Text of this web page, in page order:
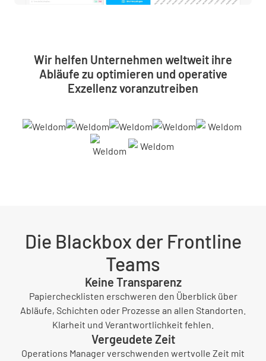
Wir helfen Unternehmen weltweit ihre
Abläufe zu optimieren und operative
Exzellenz voranzutreiben
Die Blackbox der Frontline
Teams
Keine Transparenz
Papierchecklisten erschweren den Überblick über
Abläufe, Schichten oder Prozesse an allen Standorten.
Klarheit und Verantwortlichkeit fehlen.
Vergeudete Zeit
Operations Manager verschwenden wertvolle Zeit mit